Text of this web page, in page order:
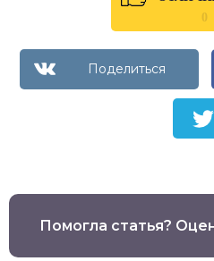
0
Помогла статья?